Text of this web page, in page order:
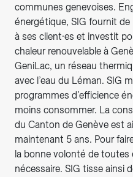
communes genevoises.
énergétique, SIG fournit de
à ses client·es et investit
chaleur renouvelable à
GeniLac, un réseau
avec l’eau du Léman. SIG
programmes d’efficience
moins consommer. La
du Canton de Genève est
maintenant 5 ans. Pour
la bonne volonté de
nécessaire. SIG tisse ainsi